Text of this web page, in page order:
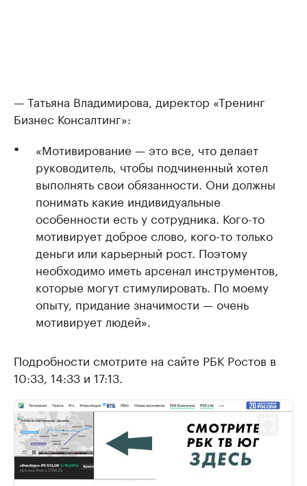
— Татьяна Владимирова, директор «Тренинг
Бизнес Консалтинг»:
«Мотивирование — это все, что делает
руководитель, чтобы подчиненный хотел
выполнять свои обязанности. Они должны
понимать какие индивидуальные
особенности есть у сотрудника. Кого-то
мотивирует доброе слово, кого-то только
деньги или карьерный рост. Поэтому
необходимо иметь арсенал инструментов,
которые могут стимулировать. По моему
опыту, придание значимости — очень
мотивирует людей».
Подробности смотрите на сайте РБК Ростов в
10:33, 14:33 и 17:13.